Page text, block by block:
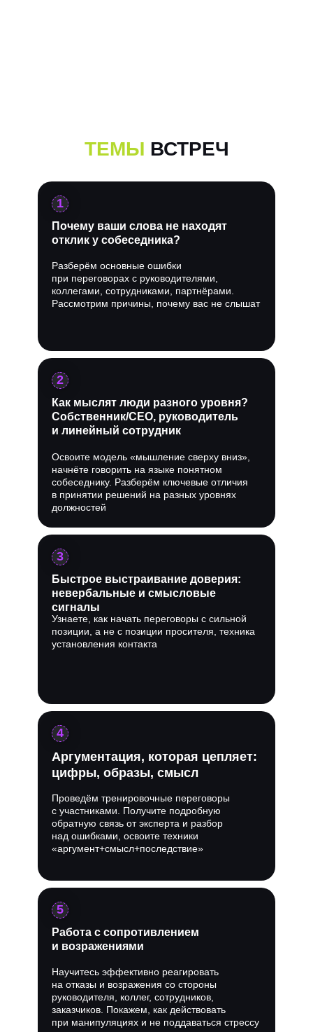
ТЕМЫ ВСТРЕЧ
1
2
3
4
5
Почему ваши слова не находят
отклик у собеседника?
Разберём основные ошибки
при переговорах с руководителями,
коллегами, сотрудниками, партнёрами.
Рассмотрим причины, почему вас не слышат
Аргументация, которая цепляет:
цифры, образы, смысл
Проведём тренировочные переговоры
с участниками. Получите подробную
обратную связь от эксперта и разбор
над ошибками, освоите техники
«аргумент+смысл+последствие»
Как мыслят люди разного уровня?
Собственник/CEO, руководитель
и линейный сотрудник
Освоите модель «мышление сверху вниз»,
начнёте говорить на языке понятном
собеседнику. Разберём ключевые отличия
в принятии решений на разных уровнях
должностей
Работа с сопротивлением
и возражениями
Научитесь эффективно реагировать
на отказы и возражения со стороны
руководителя, коллег, сотрудников,
заказчиков. Покажем, как действовать
при манипуляциях и не поддаваться стрессу
Быстрое выстраивание доверия:
невербальные и смысловые
сигналы
Узнаете, как начать переговоры с сильной
позиции, а не с позиции просителя, техника
установления контакта